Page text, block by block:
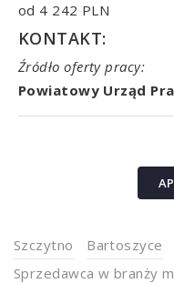
od 4 242 PLN
KONTAKT:
Źródło oferty pracy:
Powiatowy Urząd
Szczytno Bartoszyce
Sprzedawca w branży